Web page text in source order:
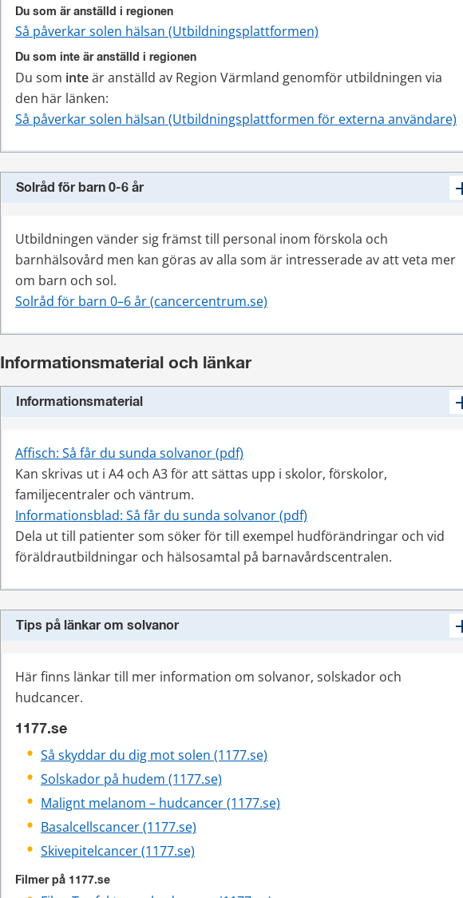
Du som är anställd i regionen
Så påverkar solen hälsan (Utbildningsplattformen)
Du som inte är anställd i regionen
Du som inte är anställd av Region Värmland genomför utbildningen via
den här länken:
Så påverkar solen hälsan (Utbildningsplattformen för externa användare)
Solråd för barn 0-6 år
Utbildningen vänder sig främst till personal inom förskola och
barnhälsovård men kan göras av alla som är intresserade av att veta mer
om barn och sol.
Solråd för barn 0–6 år (cancercentrum.se)
Informationsmaterial och länkar
Informationsmaterial
Affisch: Så får du sunda solvanor (pdf)
Kan skrivas ut i A4 och A3 för att sättas upp i skolor, förskolor,
familjecentraler och väntrum.
Informationsblad: Så får du sunda solvanor (pdf)
Dela ut till patienter som söker för till exempel hudförändringar och vid
föräldrautbildningar och hälsosamtal på barnavårdscentralen.
Tips på länkar om solvanor
Här finns länkar till mer information om solvanor, solskador och
hudcancer.
1177.se
Så skyddar du dig mot solen (1177.se)
Solskador på hudem (1177.se)
Malignt melanom – hudcancer (1177.se)
Basalcellscancer (1177.se)
Skivepitelcancer (1177.se)
Filmer på 1177.se